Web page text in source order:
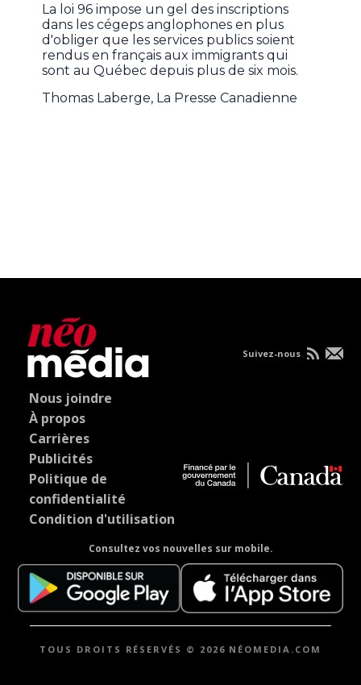
La loi 96 impose un gel des inscriptions
dans les cégeps anglophones en plus
d'obliger que les services publics soient
rendus en français aux immigrants qui
sont au Québec depuis plus de six mois.
Thomas Laberge, La Presse Canadienne
Nous joindre
À propos
Carrières
Publicités
Politique de
confidentialité
Condition d'utilisation
Consultez vos nouvelles sur mobile.
Suivez-nous
TOUS DROITS RÉSERVÉS © 2026 NÉOMEDIA.COM